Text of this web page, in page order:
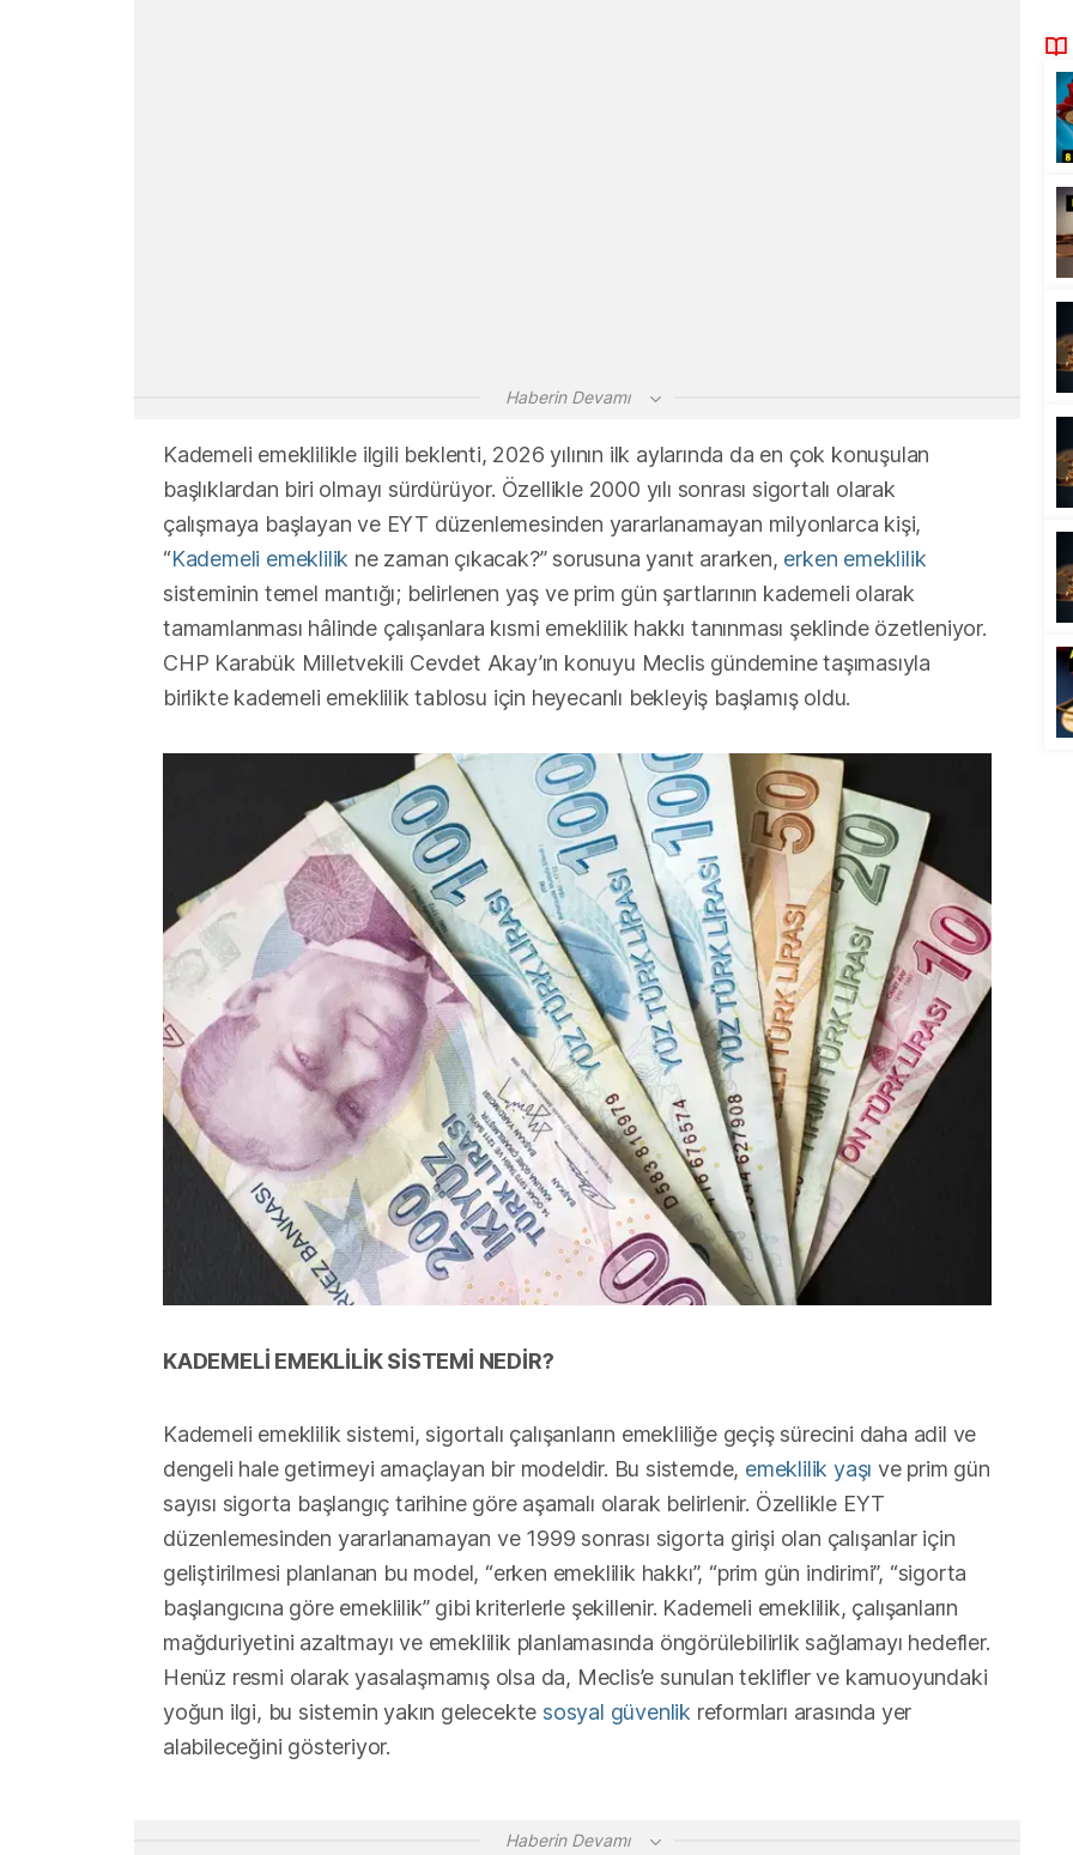
Haberin Devamı
Kademeli emeklilikle ilgili beklenti, 2026 yılının ilk aylarında da en çok konuşulan
başlıklardan biri olmayı sürdürüyor. Özellikle 2000 yılı sonrası sigortalı olarak
çalışmaya başlayan ve EYT düzenlemesinden yararlanamayan milyonlarca kişi,
“Kademeli emeklilik ne zaman çıkacak?” sorusuna yanıt ararken, erken emeklilik
sisteminin temel mantığı; belirlenen yaş ve prim gün şartlarının kademeli olarak
tamamlanması hâlinde çalışanlara kısmi emeklilik hakkı tanınması şeklinde özetleniyor.
CHP Karabük Milletvekili Cevdet Akay’ın konuyu Meclis gündemine taşımasıyla
birlikte kademeli emeklilik tablosu için heyecanlı bekleyiş başlamış oldu.
KADEMELİ EMEKLİLİK SİSTEMİ NEDİR?
Kademeli emeklilik sistemi, sigortalı çalışanların emekliliğe geçiş sürecini daha adil ve
dengeli hale getirmeyi amaçlayan bir modeldir. Bu sistemde, emeklilik yaşı ve prim gün
sayısı sigorta başlangıç tarihine göre aşamalı olarak belirlenir. Özellikle EYT
düzenlemesinden yararlanamayan ve 1999 sonrası sigorta girişi olan çalışanlar için
geliştirilmesi planlanan bu model, “erken emeklilik hakkı”, “prim gün indirimi”, “sigorta
başlangıcına göre emeklilik” gibi kriterlerle şekillenir. Kademeli emeklilik, çalışanların
mağduriyetini azaltmayı ve emeklilik planlamasında öngörülebilirlik sağlamayı hedefler.
Henüz resmi olarak yasalaşmamış olsa da, Meclis’e sunulan teklifler ve kamuoyundaki
yoğun ilgi, bu sistemin yakın gelecektesosyal güvenlik reformları arasında yer
alabileceğini gösteriyor.
Haberin Devamı